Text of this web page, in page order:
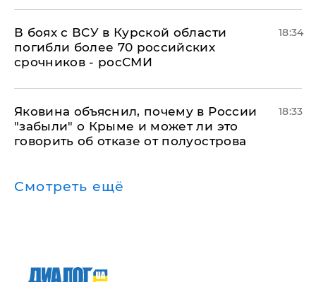
В боях с ВСУ в Курской области
погибли более 70 российских
срочников - росСМИ
18:34
Яковина объяснил, почему в России
"забыли" о Крыме и может ли это
говорить об отказе от полуострова
18:33
Смотреть ещё